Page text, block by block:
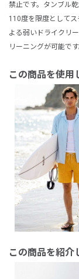
禁止です。タンブル
110度を限度として
よる弱いドライクリ
リーニングが可能です
この商品を使用
この商品を紹介